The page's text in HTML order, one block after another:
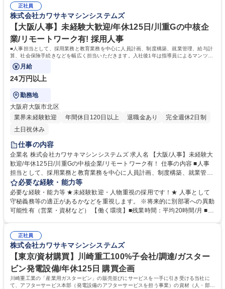
す。 ※変更の範囲:当社の定める業務 募集職種 【名古屋/サービスエンジニ
ア】川崎重工子会社/ガスタービン発電設備/未経験可
～3回程度で、ほとんどが1泊のため働きやすい環境です。 《企業の強
み》 川崎重工グループとして、高度な技術研修やビジネススキル研修など
人財育成に力を入れています。 学歴・資格 学歴：大学院 大学 高専 短大
専修学校 高校 語学力： 資格：第一種運転免許普通自動車 1級電気工事施
工管理技士 第二種電気工事士
正社員
株式会社カワサキマシンシステムズ
【大阪/人事】未経験大歓迎/年休125日/川重Gの中核企
業/リモートワーク有! 採用人事
■人事担当として、採用業務と教育業務を中心に人員計画、制度構築、就業管理、給与計
算、社会保険手続きなどを幅広く担当いただきます。入社後1年は指導員によるマンツー
マンのOJTを実施いたします。
月給
24万円以上
勤務地
大阪府大阪市北区
業界未経験歓迎
年間休日120日以上 退職金あり
完全週休2日制
土日祝休み
仕事の内容
企業名 株式会社カワサキマシンシステムズ 求人名 【大阪/人事】未経験大
歓迎/年休125日/川重Gの中核企業/リモートワーク有！ 仕事の内容 ■人事
担当として、採用業務と教育業務を中心に人員計画、制度構築、就業管
理、給与計算、社会保険手続きなどを幅広く担当いただきます。入社後1
年は指導員によるマンツーマンのOJTを実施いたします。 ■人員計画：会
社全体の中期計画に基づき最適な人員配置および組織編制を行う ■制度構
築：従業員の働き方に合わせた新制度の考案や法改正に伴う、 各種規則の
システム管理。基礎から専門知識までの習得が可能 ■採用/教育：新卒・中
途採用活動、研修の調整 募集職種 【大阪/人事】未経験大歓迎/年休125日/
川重Gの中核企業/リモートワーク有！
必要な経験・能力等
必要な経験・能力等 ★未経験歓迎・人物重視の採用です！★ 人事として
守秘義務等の適正があるかなどを重視します。 ※将来的に別部署への異動
可能性有（営業・資材など） 【働く環境】■残業時間：平均20時間/月 ■出
用イベントへの参加等）※出勤分は別日で代休を取得します ■その他：リ
モートワークが週１～２日、個別時差出勤可 学歴・資格 学歴：大学院 大
学 語学力： 資格：
正社員
株式会社カワサキマシンシステムズ
【東京/資材購買】川崎重工100%子会社/調達/ガスター
ビン発電設備/年休125日 購買企画
川崎重工業の「産業用ガスタービン」の販売並びにサービスを一手に引き受ける当社に
て、アフターサービス本部（発電設備のアフターサービスを担う事業）の資材（人・部